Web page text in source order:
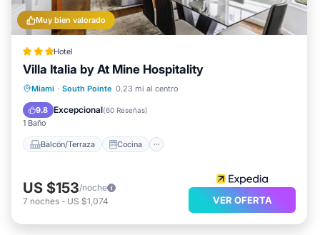
Muy bien valorado
Hotel
Villa Italia by At Mine Hospitality
Miami · South Pointe 0.23 mi al centro
9.8 Excepcional(60 Reseñas)
1 Baño
Balcón/Terraza Cocina
Balcón/Terraza
Cocina
Aire acondicionado
US $153/noche
7 noches - US $1,074 VER OFERTA